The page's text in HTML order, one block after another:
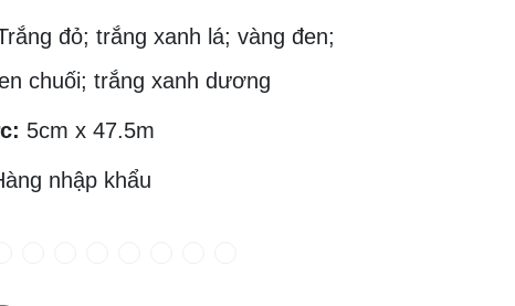
đỏ; trắng xanh lá; vàng đen;
chuối; trắng xanh dương
5cm x 47.5m
nhập khẩu